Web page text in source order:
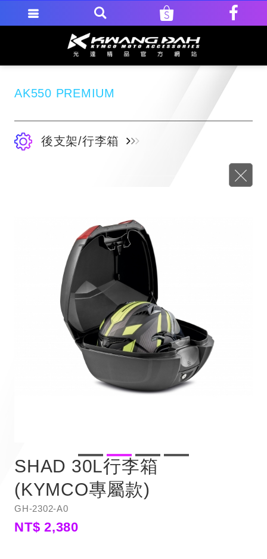
AK550 PREMIUM
後支架/行李箱
SHAD 30L行李箱
(KYMCO專屬款)
GH-2302-A0
NT$ 2,380